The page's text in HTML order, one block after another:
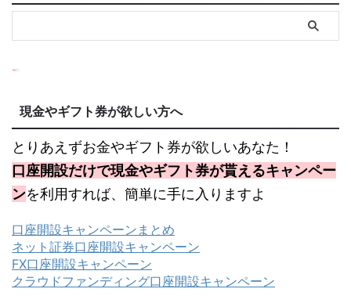
現金やギフト券が欲しい方へ
とりあえずお金やギフト券が欲しいあなた！
口座開設だけで現金やギフト券が貰えるキャンペー
ンを利用すれば、簡単に手に入りますよ
口座開設キャンペーンまとめ
ネット証券口座開設キャンペーン
FX口座開設キャンペーン
クラウドファンディング口座開設キャンペーン